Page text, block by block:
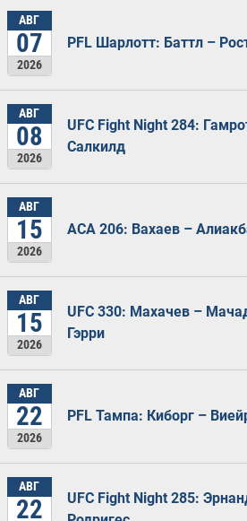
АВГ
07
2026
PFL Шарлотт: Баттл –
АВГ
08
2026
UFC Fight Night 284:
Салкилд
АВГ
15
2026
ACA 206: Вахаев –
АВГ
15
2026
UFC 330: Махачев –
Гэрри
АВГ
22
2026
PFL Тампа: Киборг –
АВГ
22
UFC Fight Night 285: